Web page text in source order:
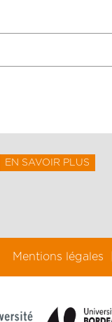
EN SAVOIR PLUS
Mentions légales